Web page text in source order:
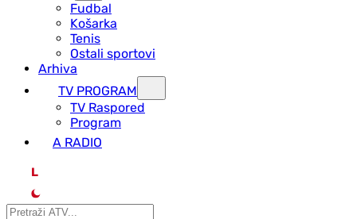
Fudbal
Košarka
Tenis
Ostali sportovi
Arhiva
TV PROGRAM
ТV Raspored
Program
A RADIO
L